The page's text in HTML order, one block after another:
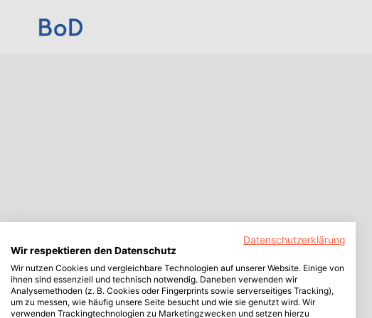
Datenschutzerklärung
Wir respektieren den Datenschutz
Wir nutzen Cookies und vergleichbare Technologien auf unserer Website. Einige von
ihnen sind essenziell und technisch notwendig. Daneben verwenden wir
Analysemethoden (z. B. Cookies oder Fingerprints sowie serverseitiges Tracking),
um zu messen, wie häufig unsere Seite besucht und wie sie genutzt wird. Wir
verwenden Trackingtechnologien zu Marketingzwecken und setzen hierzu